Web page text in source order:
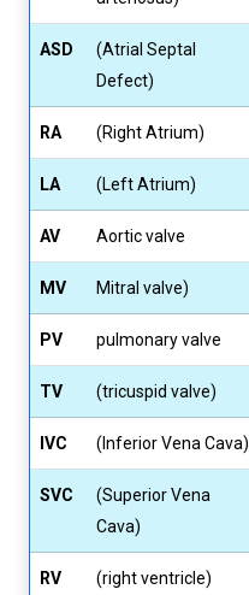
ASD
(Atrial Septal
Defect)
RA (Right Atrium)
LA (Left Atrium)
AV Aortic valve
MV Mitral valve)
PV pulmonary valve
TV (tricuspid valve)
IVC (Inferior Vena Cava)
SVC
(Superior Vena
Cava)
RV (right ventricle)